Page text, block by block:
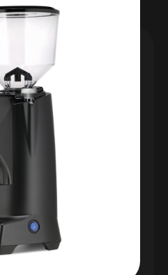
65
plastu
65 mm
zarážky, s
káv na stupnici
10 Kg/h
x šířka 186 x hloubka